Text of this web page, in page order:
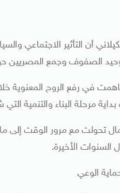
الصفوف وجمع المصريين
في رفع الروح المعنوية
مرحلة البناء والتنمية
تحولت مع مرور الوقت إلى
السنوات الأخيرة.
الوعي